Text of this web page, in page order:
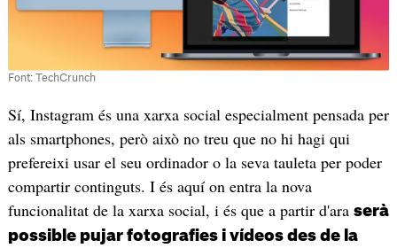
Font: TechCrunch
Sí, Instagram és una xarxa social especialment pensada per
als smartphones, però això no treu que no hi hagi qui
prefereixi usar el seu ordinador o la seva tauleta per poder
compartir continguts. I és aquí on entra la nova
funcionalitat de la xarxa social, i és que a partir d'ara serà
possible pujar fotografies i vídeos des de la